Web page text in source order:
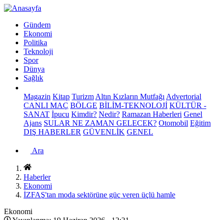
Gündem
Ekonomi
Politika
Teknoloji
Spor
Dünya
Sağlık
Magazin Kitap Turizm Altın Kızların Mutfağı Advertorial
CANLI MAÇ BÖLGE BİLİM-TEKNOLOJİ KÜLTÜR -
SANAT İpucu Kimdir? Nedir? Ramazan Haberleri Genel
Ajans SULAR NE ZAMAN GELECEK? Otomobil Eğitim
DIŞ HABERLER GÜVENLİK GENEL
Ara
Haberler
Ekonomi
İZFAŞ'tan moda sektörüne güç veren üçlü hamle
Ekonomi